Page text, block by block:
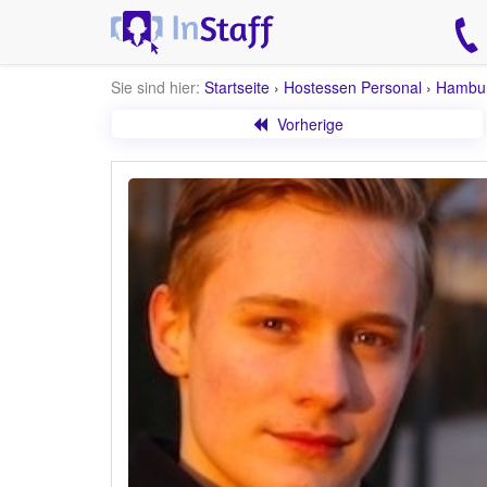
Sie sind hier: Startseite › Hostessen Personal ›
Vorherige